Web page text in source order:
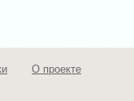
О проекте